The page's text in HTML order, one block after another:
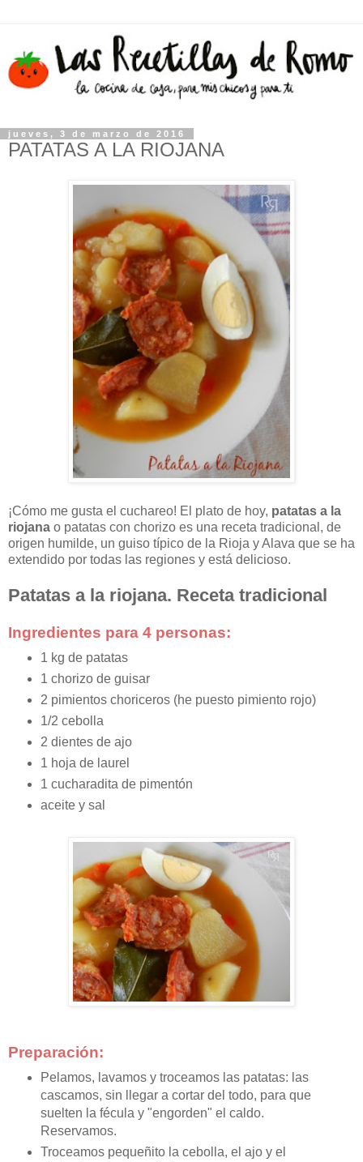
jueves, 3 de marzo de 2016
PATATAS A LA RIOJANA
¡Cómo me gusta el cuchareo! El plato de hoy, patatas a la
riojana o patatas con chorizo es una receta tradicional, de
origen humilde, un guiso típico de la Rioja y Alava que se ha
extendido por todas las regiones y está delicioso.
Patatas a la riojana. Receta tradicional
Ingredientes para 4 personas:
1 kg de patatas
1 chorizo de guisar
2 pimientos choriceros (he puesto pimiento rojo)
1/2 cebolla
2 dientes de ajo
1 hoja de laurel
1 cucharadita de pimentón
aceite y sal
Preparación:
Pelamos, lavamos y troceamos las patatas: las
cascamos, sin llegar a cortar del todo, para que
suelten la fécula y "engorden" el caldo.
Reservamos.
Troceamos pequeñito la cebolla, el ajo y el